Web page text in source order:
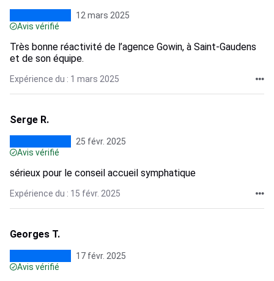
12 mars 2025
Avis vérifié
Très bonne réactivité de l’agence Gowin, à Saint-Gaudens
et de son équipe.
Expérience du : 1 mars 2025
Serge R.
25 févr. 2025
Avis vérifié
sérieux pour le conseil accueil symphatique
Expérience du : 15 févr. 2025
Georges T.
17 févr. 2025
Avis vérifié